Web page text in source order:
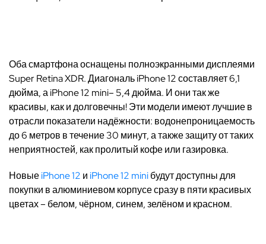
Оба смартфона оснащены полноэкранными дисплеями
Super Retina XDR. Диагональ iPhone 12 составляет 6,1
дюйма, а iPhone 12 mini– 5,4 дюйма. И они так же
красивы, как и долговечны! Эти модели имеют лучшие в
отрасли показатели надёжности: водонепроницаемость
до 6 метров в течение 30 минут, а также защиту от таких
неприятностей, как пролитый кофе или газировка.
НовыеiPhone 12 иiPhone 12 miniбудут доступны для
покупки в алюминиевом корпусе сразу в пяти красивых
цветах – белом, чёрном, синем, зелёном и красном.